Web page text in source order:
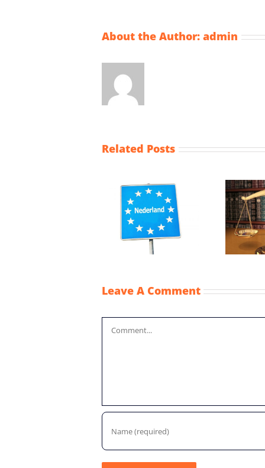
About the Author: admin
Related Posts
Gelijkere
behandeling
vreemd en eigen
Leave A Comment